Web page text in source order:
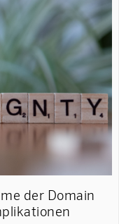
der Domain